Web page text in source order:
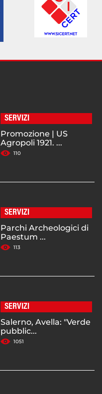
SERVIZI
Promozione | US
Agropoli 1921. ...
110
SERVIZI
Parchi Archeologici di
Paestum ...
113
SERVIZI
Salerno, Avella: "Verde
pubblic...
1051